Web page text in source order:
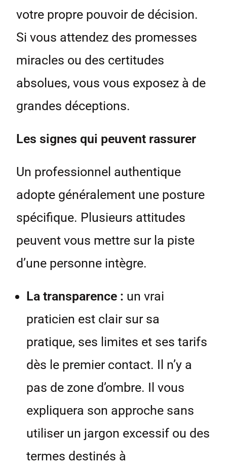
votre propre pouvoir de décision.
Si vous attendez des promesses
miracles ou des certitudes
absolues, vous vous exposez à de
grandes déceptions.
Les signes qui peuvent rassurer
Un professionnel authentique
adopte généralement une posture
spécifique. Plusieurs attitudes
peuvent vous mettre sur la piste
d’une personne intègre.
La transparence : un vrai
praticien est clair sur sa
pratique, ses limites et ses tarifs
dès le premier contact. Il n’y a
pas de zone d’ombre. Il vous
expliquera son approche sans
utiliser un jargon excessif ou des
termes destinés à